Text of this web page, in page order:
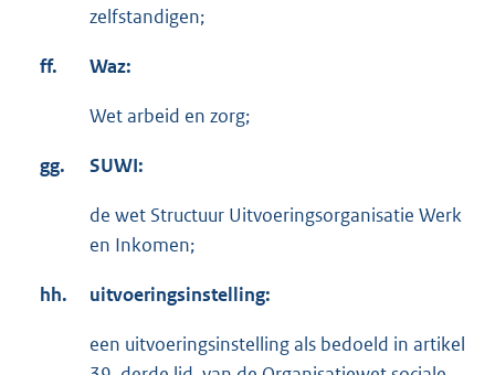
zelfstandigen;
ff. Waz:
Wet arbeid en zorg;
gg. SUWI:
de wet Structuur Uitvoeringsorganisatie Werk
en Inkomen;
hh. uitvoeringsinstelling:
een uitvoeringsinstelling als bedoeld in artikel